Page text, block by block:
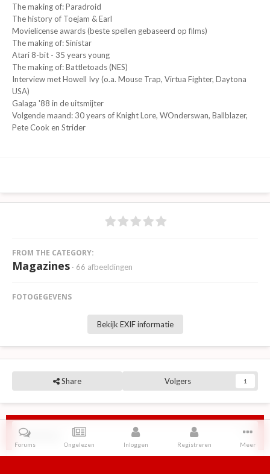
The making of: Paradroid
The history of Toejam & Earl
Movielicense awards (beste spellen gebaseerd op films)
The making of: Sinistar
Atari 8-bit - 35 years young
The making of: Battletoads (NES)
Interview met Howell Ivy (o.a. Mouse Trap, Virtua Fighter, Daytona
USA)
Galaga '88 in de uitsmijter
Volgende maand: 30 years of Knight Lore, WOnderswan, Ballblazer,
Pete Cook en Strider
FROM THE CATEGORY:
Magazines · 66 afbeeldingen
FOTOGEGEVENS
Bekijk EXIF informatie
Share Volgers 1
Reviews
Forums Ongelezen Inloggen Registreren Meer